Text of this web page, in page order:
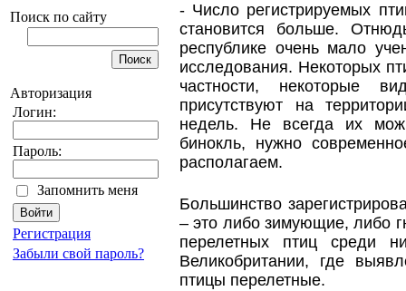
Поиск по сайту
Авторизация
Логин:
Пароль:
Запомнить меня
Регистрация
Забыли свой пароль?
- Число регистрируемых
становится больше.
республике очень мало
исследования. Некоторых
частности, некоторые
присутствуют на
недель. Не всегда их
бинокль, нужно
располагаем.
Большинство
– это либо зимующие, либо
перелетных птиц среди
Великобритании, где
птицы перелетные.